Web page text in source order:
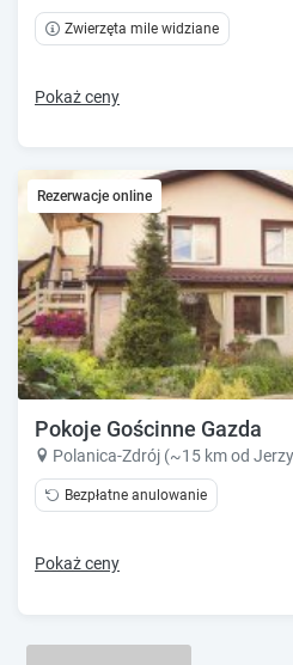
Zwierzęta mile widziane
Pokaż ceny
Rezerwacje online
Pokoje Gościnne Gazda
Polanica-Zdrój (~15 km od
Bezpłatne anulowanie
Pokaż ceny